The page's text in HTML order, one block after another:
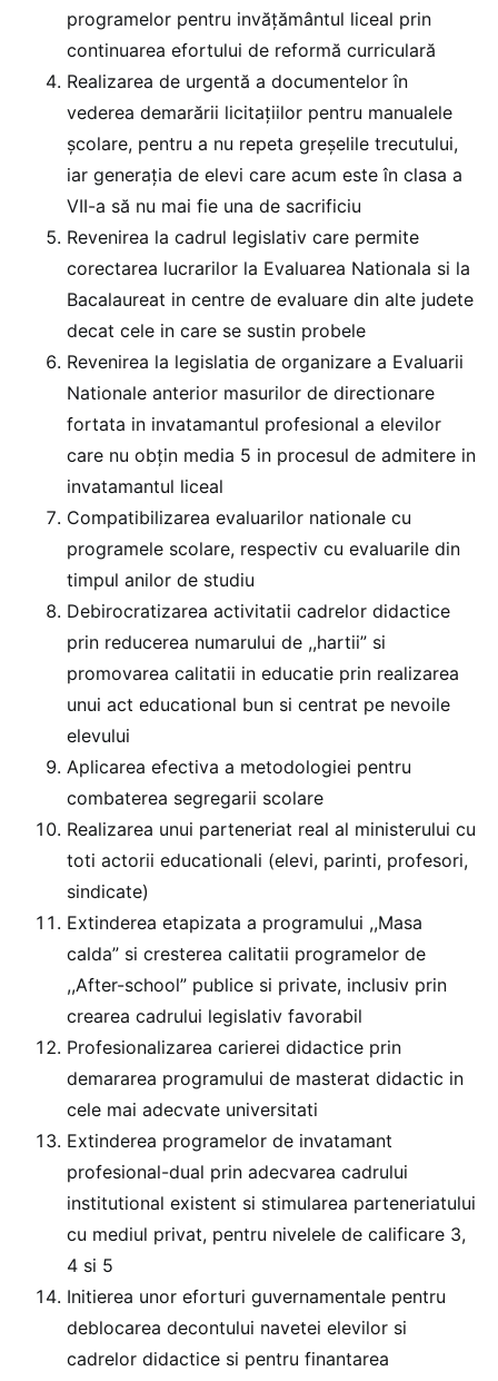
programelor pentru invățământul liceal prin
continuarea efortului de reformă curriculară
Realizarea de urgentă a documentelor în
vederea demarării licitațiilor pentru manualele
școlare, pentru a nu repeta greșelile trecutului,
iar generația de elevi care acum este în clasa a
VII-a să nu mai fie una de sacrificiu
Revenirea la cadrul legislativ care permite
corectarea lucrarilor la Evaluarea Nationala si la
Bacalaureat in centre de evaluare din alte judete
decat cele in care se sustin probele
Revenirea la legislatia de organizare a Evaluarii
Nationale anterior masurilor de directionare
fortata in invatamantul profesional a elevilor
care nu obțin media 5 in procesul de admitere in
invatamantul liceal
Compatibilizarea evaluarilor nationale cu
programele scolare, respectiv cu evaluarile din
timpul anilor de studiu
Debirocratizarea activitatii cadrelor didactice
prin reducerea numarului de ,,hartii” si
promovarea calitatii in educatie prin realizarea
unui act educational bun si centrat pe nevoile
elevului
Aplicarea efectiva a metodologiei pentru
combaterea segregarii scolare
Realizarea unui parteneriat real al ministerului cu
toti actorii educationali (elevi, parinti, profesori,
sindicate)
Extinderea etapizata a programului ,,Masa
calda” si cresterea calitatii programelor de
,,After-school” publice si private, inclusiv prin
crearea cadrului legislativ favorabil
Profesionalizarea carierei didactice prin
demararea programului de masterat didactic in
cele mai adecvate universitati
Extinderea programelor de invatamant
profesional-dual prin adecvarea cadrului
institutional existent si stimularea parteneriatului
cu mediul privat, pentru nivelele de calificare 3,
4 si 5
Initierea unor eforturi guvernamentale pentru
deblocarea decontului navetei elevilor si
cadrelor didactice si pentru finantarea